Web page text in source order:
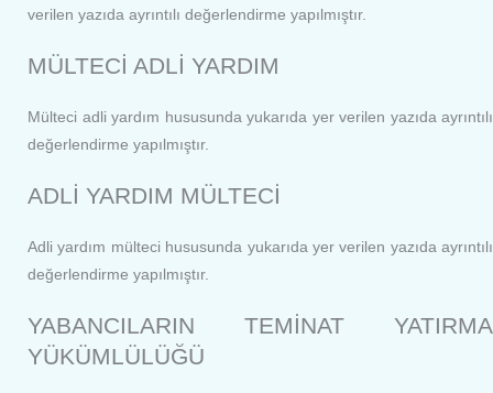
verilen yazıda ayrıntılı değerlendirme yapılmıştır.
MÜLTECİ ADLİ YARDIM
Mülteci adli yardım hususunda yukarıda yer verilen yazıda ayrıntılı
değerlendirme yapılmıştır.
ADLİ YARDIM MÜLTECİ
Adli yardım mülteci hususunda yukarıda yer verilen yazıda ayrıntılı
değerlendirme yapılmıştır.
YABANCILARIN TEMİNAT YATIRMA
YÜKÜMLÜLÜĞÜ